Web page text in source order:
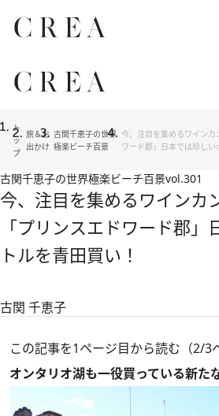
ト
ッ
プ
旅＆お
出かけ
古関千恵子の世界
極楽ビーチ百景
今、注目を集めるワイン
ワード郡」日本では珍しい
古関千恵子の世界極楽ビーチ百景vol.301
今、注目を集めるワインカ
「プリンスエドワード郡
トルを青田買い！
古関 千恵子
この記事を1ページ目から読む（2/3
オンタリオ湖も一役買っている新た